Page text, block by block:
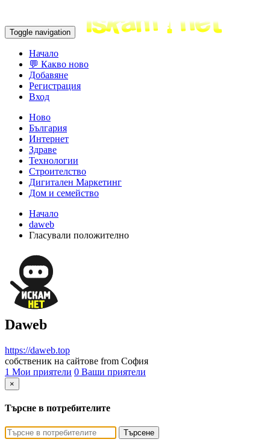
Toggle navigation
Начало
💬 Какво ново
Добавяне
Регистрация
Вход
Ново
България
Интернет
Здраве
Технологии
Строителство
Дигитален Маркетинг
Дом и семейство
Начало
daweb
Гласували положително
Daweb
https://daweb.top
собственик на сайтове from София
1 Мои приятели 0 Ваши приятели
×
Търсне в потребителите
Търсене